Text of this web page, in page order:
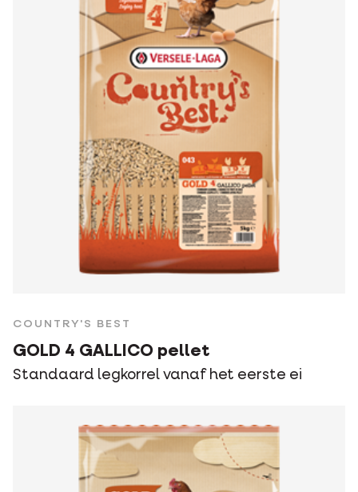
COUNTRY'S BEST
GOLD 4 GALLICO pellet
Standaard legkorrel vanaf het eerste ei